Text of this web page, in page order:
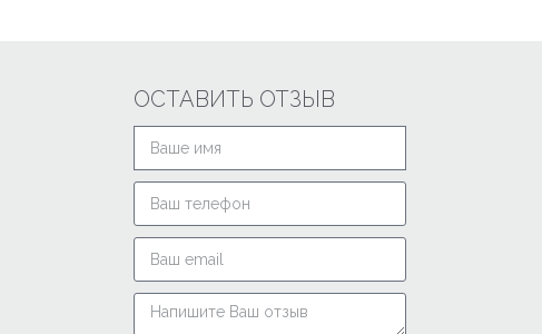
ОСТАВИТЬ ОТЗЫВ